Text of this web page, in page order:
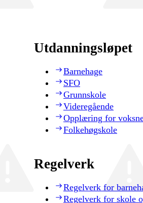
Utdanningsløpet
Barnehage
SFO
Grunnskole
Videregående
Opplæring for
Folkehøgskole
Regelverk
Regelverk for
Regelverk for skole